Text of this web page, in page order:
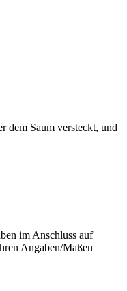
dem Saum versteckt, und
im Anschluss auf
Angaben/Maßen